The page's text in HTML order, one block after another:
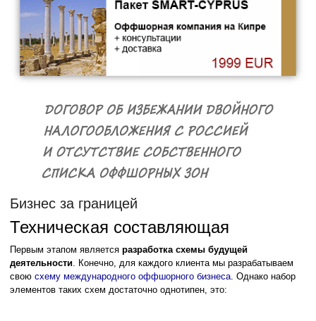
Бизнес за границей
Техническая составляющая
Первым этапом является разработка схемы будущей
деятельности. Конечно, для каждого клиента мы разрабатываем
свою схему международного оффшорного бизнеса. Однако набор
элементов таких схем достаточно однотипен, это: